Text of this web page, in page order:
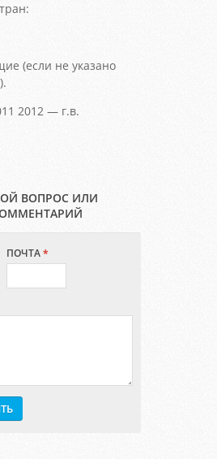
(если не указано
2012 — г.в.
ВОПРОС ИЛИ
ПОЧТА*